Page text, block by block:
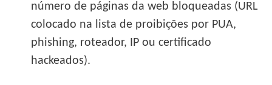
número de páginas da web bloqueadas (URL
colocado na lista de proibições por PUA,
phishing, roteador, IP ou certificado
hackeados).